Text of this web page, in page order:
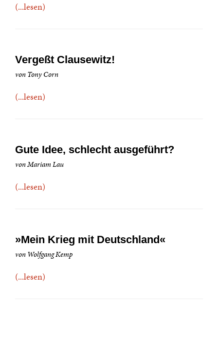
(...lesen)
Vergeßt Clausewitz!
von Tony Corn
(...lesen)
Gute Idee, schlecht ausgeführt?
von Mariam Lau
(...lesen)
»Mein Krieg mit Deutschland«
von Wolfgang Kemp
(...lesen)